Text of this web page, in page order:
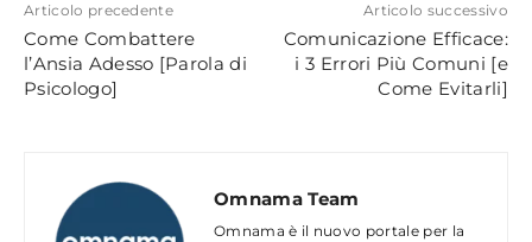
Articolo precedente
Come Combattere
l’Ansia Adesso [Parola di
Psicologo]
Articolo successivo
Comunicazione Efficace:
i 3 Errori Più Comuni [e
Come Evitarli]
Omnama Team
Omnama è il nuovo portale per la